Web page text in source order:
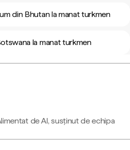
din Bhutan la manat turkmen
la manat turkmen
de AI, susținut de echipa